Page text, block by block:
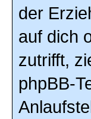
der
auf dich
zutrifft,
phpBB-